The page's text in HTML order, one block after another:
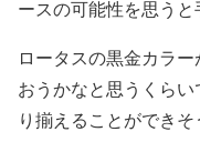
ースの可能性を思うと
ロータスの黒金カラ
おうかなと思うくら
り揃えることができそ